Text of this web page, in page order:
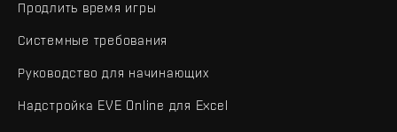
Продлить время игры
Системные требования
Руководство для начинающих
Надстройка EVE Online для Excel